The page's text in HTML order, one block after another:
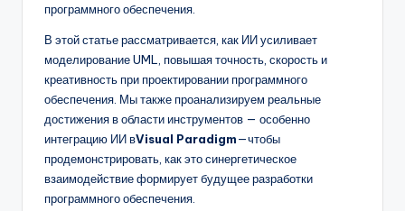
it
si
программного обеспечения.
В этой статье рассматривается, как ИИ усиливает
моделирование UML, повышая точность, скорость и
креативность при проектировании программного
обеспечения. Мы также проанализируем реальные
достижения в области инструментов — особенно
интеграцию ИИ вVisual Paradigm—чтобы
продемонстрировать, как это синергетическое
взаимодействие формирует будущее разработки
программного обеспечения.